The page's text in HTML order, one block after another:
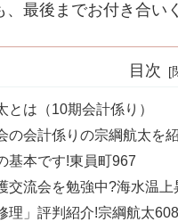
最後までお付き合い
目次
とは（10期会計係り）
の会計係りの宗綱航太を
基本です!東員町967
交流会を勉強中?海水温
理」評判紹介!宗綱航太